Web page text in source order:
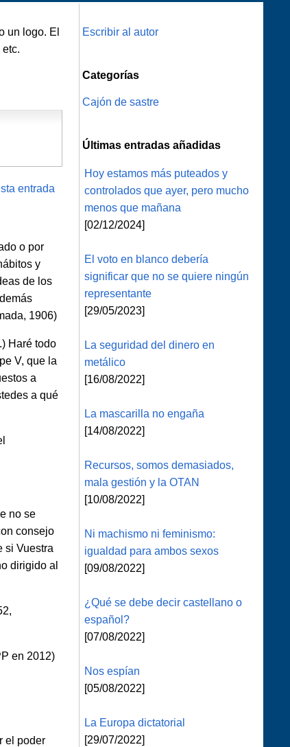
un logo. El
entrada
o por
y
de los
1906)
Haré todo
V, que la
a
a qué
no se
consejo
si Vuestra
dirigido al
en 2012)
el poder
Escribir al autor
Categorías
Cajón de sastre
Últimas entradas añadidas
Hoy estamos más puteados y
controlados que ayer, pero mucho
menos que mañana
[02/12/2024]
El voto en blanco debería
significar que no se quiere ningún
representante
[29/05/2023]
La seguridad del dinero en
metálico
[16/08/2022]
La mascarilla no engaña
[14/08/2022]
Recursos, somos demasiados,
mala gestión y la OTAN
[10/08/2022]
Ni machismo ni feminismo:
igualdad para ambos sexos
[09/08/2022]
¿Qué se debe decir castellano o
español?
[07/08/2022]
Nos espían
[05/08/2022]
La Europa dictatorial
[29/07/2022]